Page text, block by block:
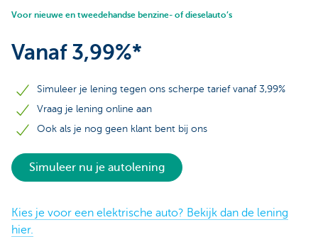
Voor nieuwe en tweedehandse benzine- of dieselauto’s
Vanaf 3,99%*
Simuleer je lening tegen ons scherpe tarief vanaf 3,99%
Vraag je lening online aan
Ook als je nog geen klant bent bij ons
Simuleer nu je autolening
Kies je voor een elektrische auto? Bekijk dan de lening
hier.